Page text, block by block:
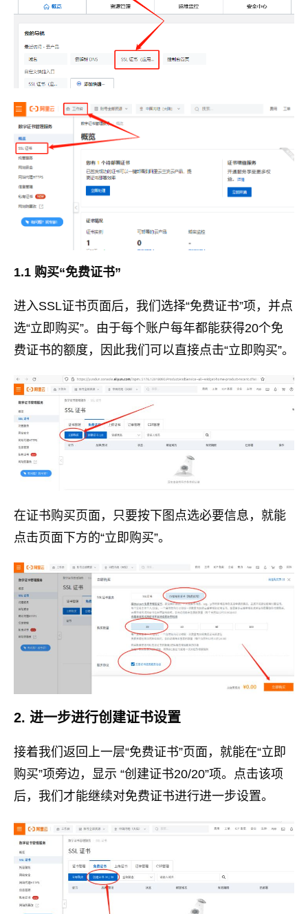
1.1 购买“免费证书”
进入SSL证书页面后，我们选择“免费证书”项，并点
选“立即购买”。由于每个账户每年都能获得20个免
费证书的额度，因此我们可以直接点击“立即购买”。
在证书购买页面，只要按下图点选必要信息，就能
点击页面下方的“立即购买”。
2. 进一步进行创建证书设置
接着我们返回上一层“免费证书”页面，就能在“立即
购买”项旁边，显示 “创建证书20/20”项。点击该项
后，我们才能继续对免费证书进行进一步设置。